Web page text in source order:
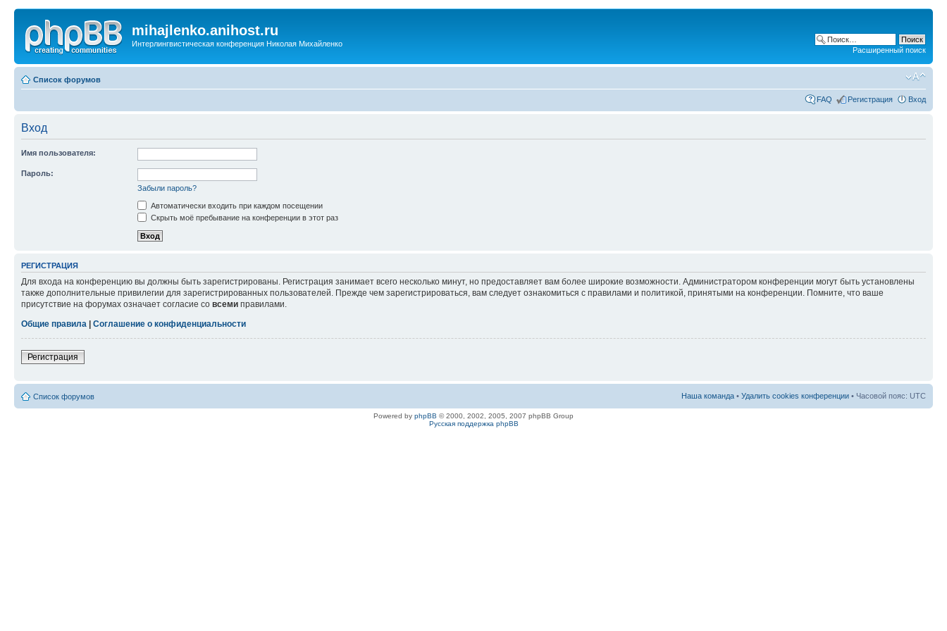
mihajlenko.anihost.ru
Интерлингвистическая конференция Николая Михайленко
Расширенный поиск
Список форумов
FAQ Регистрация Вход
Вход
Имя пользователя:
Пароль:
Забыли пароль?
Автоматически входить при каждом посещении
Скрыть моё пребывание на конференции в этот раз
РЕГИСТРАЦИЯ
Для входа на конференцию вы должны быть зарегистрированы. Регистрация занимает всего несколько минут, но предоставляет вам более широкие возможности. Администратором конференции могут быть установлены
также дополнительные привилегии для зарегистрированных пользователей. Прежде чем зарегистрироваться, вам следует ознакомиться с правилами и политикой, принятыми на конференции. Помните, что ваше
присутствие на форумах означает согласие со всеми правилами.
Общие правила
Соглашение о конфиденциальности
Регистрация
Список форумов Наша команда • Удалить cookies конференции • Часовой пояс: UTC
Powered by phpBB © 2000, 2002, 2005, 2007 phpBB Group
Русская поддержка phpBB